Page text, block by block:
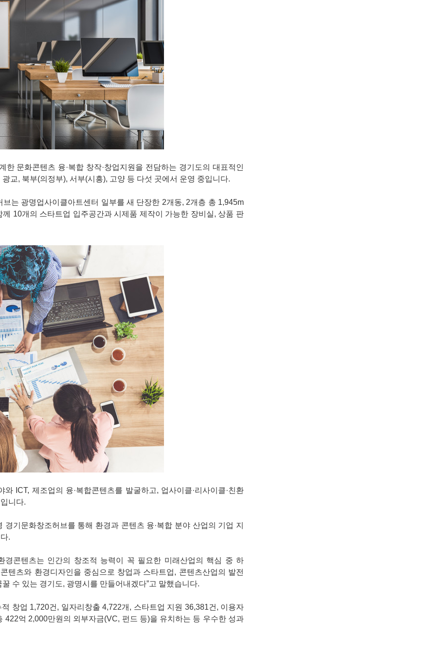
문화콘텐츠 융·복합 창작·창업지원을 전담하는 경기도의 대표적인
교, 북부(의정부), 서부(시흥), 고양 등 다섯 곳에서 운영 중입니다.
는 광명업사이클아트센터 일부를 새 단장한 2개동, 2개층 총 1,945m
10개의 스타트업 입주공간과 시제품 제작이 가능한 장비실, 상품 판
ICT, 제조업의 융·복합콘텐츠를 발굴하고, 업사이클·리사이클·친환
니다.
기문화창조허브를 통해 환경과 콘텐츠 융·복합 분야 산업의 기업 지
.
경콘텐츠는 인간의 창조적 능력이 꼭 필요한 미래산업의 핵심 중 하
텐츠와 환경디자인을 중심으로 창업과 스타트업, 콘텐츠산업의 발전
수 있는 경기도, 광명시를 만들어내겠다”고 말했습니다.
창업 1,720건, 일자리창출 4,722개, 스타트업 지원 36,381건, 이용자
억 2,000만원의 외부자금(VC, 펀드 등)을 유치하는 등 우수한 성과